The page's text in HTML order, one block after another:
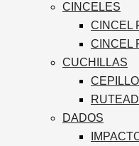
CINCELES
CINCEL
CINCEL
CUCHILLAS
DADOS